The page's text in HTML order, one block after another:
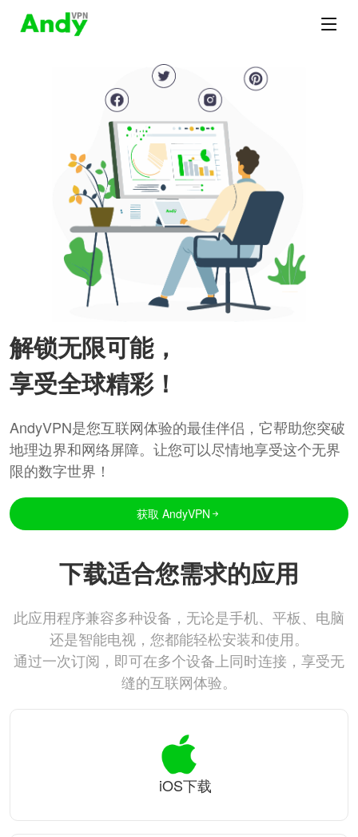
解锁无限可能，
享受全球精彩！
AndyVPN是您互联网体验的最佳伴侣，它帮助您突破
地理边界和网络屏障。让您可以尽情地享受这个无界
限的数字世界！
获取 AndyVPN
下载适合您需求的应用
此应用程序兼容多种设备，无论是手机、平板、电脑
还是智能电视，您都能轻松安装和使用。
通过一次订阅，即可在多个设备上同时连接，享受无
缝的互联网体验。
iOS下载